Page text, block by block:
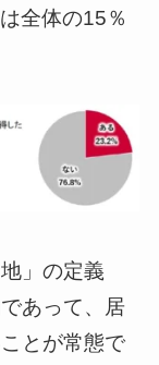
全体の15％
」の定義
あって、居
とが常態で